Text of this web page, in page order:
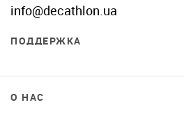
info@decathlon.ua
ПОДДЕРЖКА
О НАС